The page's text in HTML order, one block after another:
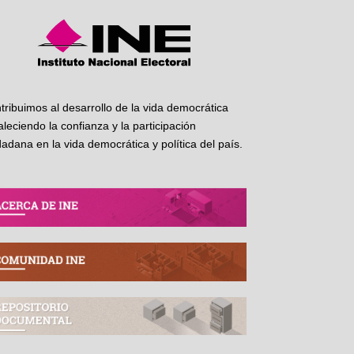
al desarrollo de la vida democrática
la confianza y la participación
en la vida democrática y política del país.